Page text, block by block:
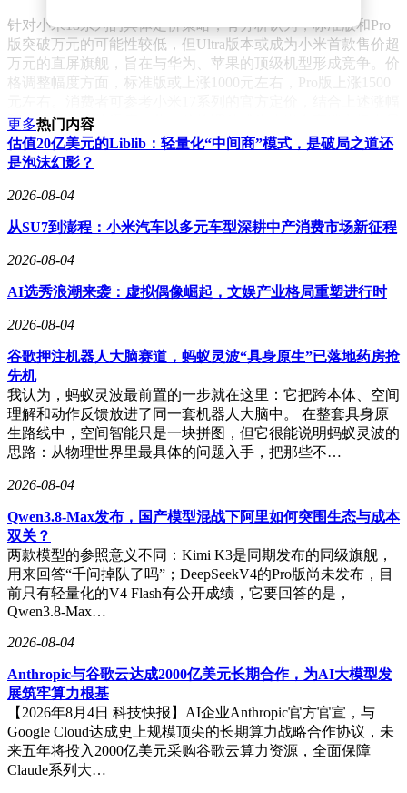
针对小米18系列的具体定价策略，有分析认为，标准版和Pro
版突破万元的可能性较低，但Ultra版本或成为小米首款售价超
万元的直屏旗舰，旨在与华为、苹果的顶级机型形成竞争。价
格调整幅度方面，标准版或上涨1000元左右，Pro版上涨1500
预估新机价格接受度。此次价格调整或为小米在高端市场布局
的重要举措，但其市场反馈仍需观察。
更多热门内容
估值20亿美元的Liblib：轻量化“中间商”模式，是破局之道还
是泡沫幻影？
2026-08-04
从SU7到澎程：小米汽车以多元车型深耕中产消费市场新征程
2026-08-04
AI选秀浪潮来袭：虚拟偶像崛起，文娱产业格局重塑进行时
2026-08-04
谷歌押注机器人大脑赛道，蚂蚁灵波“具身原生”已落地药房抢
先机
我认为，蚂蚁灵波最前置的一步就在这里：它把跨本体、空间
理解和动作反馈放进了同一套机器人大脑中。 在整套具身原
生路线中，空间智能只是一块拼图，但它很能说明蚂蚁灵波的
思路：从物理世界里最具体的问题入手，把那些不…
2026-08-04
Qwen3.8-Max发布，国产模型混战下阿里如何突围生态与成本
双关？
两款模型的参照意义不同：Kimi K3是同期发布的同级旗舰，
用来回答“千问掉队了吗”；DeepSeekV4的Pro版尚未发布，目
前只有轻量化的V4 Flash有公开成绩，它要回答的是，
Qwen3.8-Max…
2026-08-04
Anthropic与谷歌云达成2000亿美元长期合作，为AI大模型发
展筑牢算力根基
【2026年8月4日 科技快报】AI企业Anthropic官方官宣，与
Google Cloud达成史上规模顶尖的长期算力战略合作协议，未
来五年将投入2000亿美元采购谷歌云算力资源，全面保障
Claude系列大…